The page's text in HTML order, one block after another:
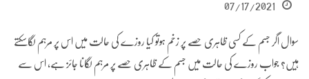
07/17/2021
سوال اگر جسم کے کسی ظاہری حصے پر زخم ہوتو کیا روزے کی حالت میں اس پر مرہم لگاسکتے
ہیں؟ جواب روزے کی حالت میں جسم کے ظاہری حصے پر مرہم لگانا جائز ہے، اس سے